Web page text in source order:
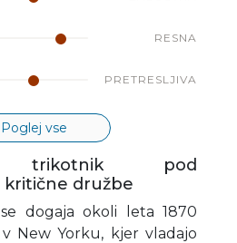
RESNA
PRETRESLJIVA
Poglej vse
trikotnik pod
družbe
dogaja okoli leta 1870
New Yorku, kjer vladajo